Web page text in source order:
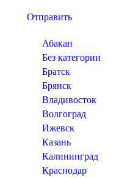
Отправить
Абакан
Без категории
Братск
Брянск
Владивосток
Волгоград
Ижевск
Казань
Калининград
Краснодар